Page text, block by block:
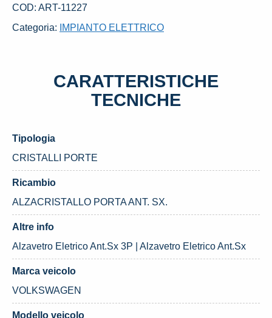
COD: ART-11227
Categoria:
IMPIANTO ELETTRICO
CARATTERISTICHE
TECNICHE
Tipologia
CRISTALLI PORTE
Ricambio
ALZACRISTALLO PORTA ANT. SX.
Altre info
Alzavetro Eletrico Ant.Sx 3P | Alzavetro Eletrico Ant.Sx
Marca veicolo
VOLKSWAGEN
Modello veicolo